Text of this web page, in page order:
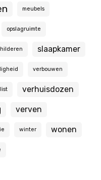
meubels
opslagruimte
slaapkamer
verbouwen
verhuisdozen
verven
winter wonen